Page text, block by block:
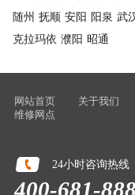
随州 抚顺 安阳 阳泉 武
克拉玛依 濮阳 昭通
网站首页 关于我们
维修网点
24小时咨询热线
400-681-